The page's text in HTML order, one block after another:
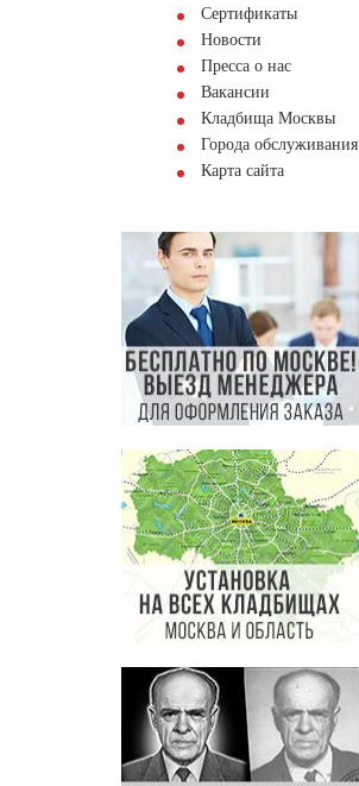
Сертификаты
Новости
Пресса о нас
Вакансии
Кладбища Москвы
Города обслуживания
Карта сайта